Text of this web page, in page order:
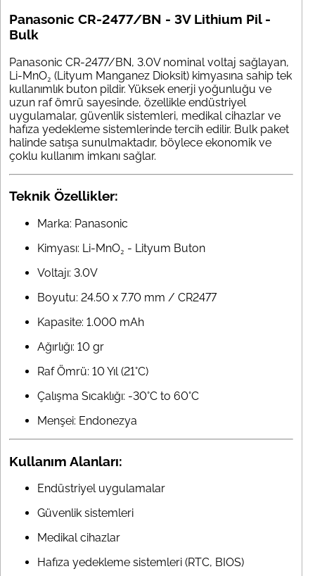
Panasonic CR-2477/BN - 3V Lithium Pil -
Bulk
Panasonic CR-2477/BN, 3.0V nominal voltaj sağlayan,
Li-MnO₂ (Lityum Manganez Dioksit) kimyasına sahip tek
kullanımlık buton pildir. Yüksek enerji yoğunluğu ve
uzun raf ömrü sayesinde, özellikle endüstriyel
uygulamalar, güvenlik sistemleri, medikal cihazlar ve
hafıza yedekleme sistemlerinde tercih edilir. Bulk paket
halinde satışa sunulmaktadır, böylece ekonomik ve
çoklu kullanım imkanı sağlar.
Teknik Özellikler:
Marka: Panasonic
Kimyası: Li-MnO₂ - Lityum Buton
Voltajı: 3.0V
Boyutu: 24.50 x 7.70 mm / CR2477
Kapasite: 1.000 mAh
Ağırlığı: 10 gr
Raf Ömrü: 10 Yıl (21°C)
Çalışma Sıcaklığı: -30°C to 60°C
Menşei: Endonezya
Kullanım Alanları:
Endüstriyel uygulamalar
Güvenlik sistemleri
Medikal cihazlar
Hafıza yedekleme sistemleri (RTC, BIOS)